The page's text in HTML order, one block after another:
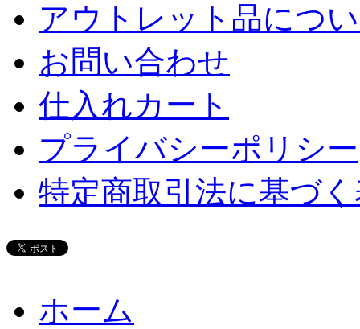
アウトレット品につ
お問い合わせ
仕入れカート
プライバシーポリシー
特定商取引法に基づ
ホーム